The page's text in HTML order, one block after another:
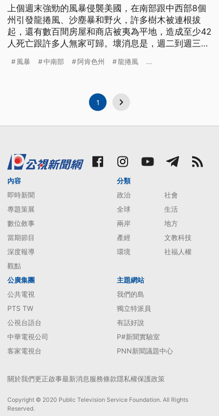
上個週末強勁的風暴侵襲美國，在南部跟中西部8個
州引發龍捲風、沙塵暴和野火，許多樹木被連根拔
起，還有數百間房屋和商店被夷為平地，造成至少42
人死亡跟許多人無家可歸。壞消息是，週二到週三還
風暴 中南部 阿肯色州 龍捲風 ...
1
內容
即時新聞
專題策展
數位敘事
當期節目
深度報導
觀點
分類
政治
社會
全球
生活
兩岸
地方
產經
文教科技
環境
社福人權
公廣集團
公共電視
PTS TW
公視台語台
中華電視公司
客家電視台
主題網站
我們的島
獨立特派員
有話好說
P#新聞實驗室
PNN新聞議題中心
關於我們更正啟事最新消息服務條款隱私權保護政策
Copyright © 2020 Public Television Service Foundation. All Rights
Reserved.